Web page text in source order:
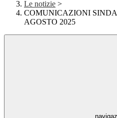
Le notizie >
COMUNICAZIONI
AGOSTO 2025